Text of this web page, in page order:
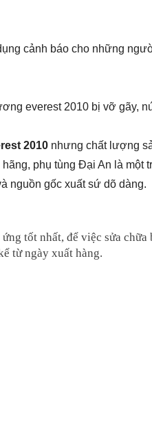
cảnh báo cho những
everest 2010 bị vỡ gãy,
2010 nhưng chất lượng
phụ tùng Đại An là một
nguồn gốc xuất sứ dõ dàng.
tốt nhất, để việc sửa
từ ngày xuất hàng.